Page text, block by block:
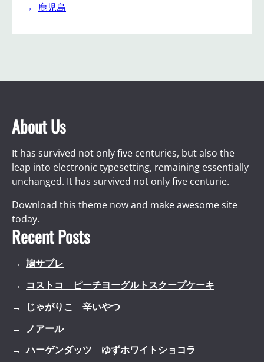
鹿児島
About Us
It has survived not only five centuries, but also the
leap into electronic typesetting, remaining essentially
unchanged. It has survived not only five centurie.
Download this theme now and make awesome site
today.
Recent Posts
鳩サブレ
コストコ ピーチヨーグルトスクープケーキ
じゃがりこ 辛いやつ
ノアール
ハーゲンダッツ ゆずホワイトショコラ